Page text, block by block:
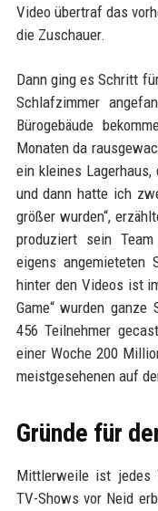
Video übertraf das
die Zuschauer.
Dann ging es Schritt
Schlafzimmer
Bürogebäude
Monaten da
ein kleines
und dann hatte ich
größer wurden“,
produziert sein
eigens angemieteten
hinter den Videos ist
Game“ wurden
456 Teilnehmer
einer Woche 200
meistgesehenen auf
Gründe für
Mittlerweile ist jedes
TV-Shows vor Neid